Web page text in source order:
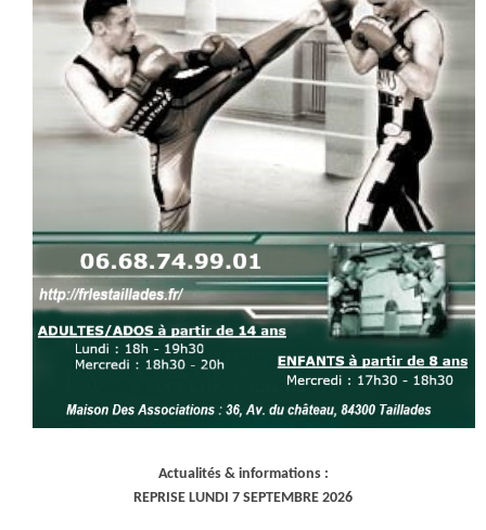
Actualités & informations :
REPRISE LUNDI 7 SEPTEMBRE 2026